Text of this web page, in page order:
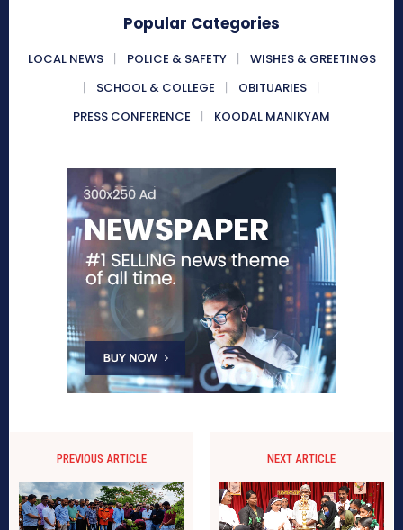
Popular Categories
LOCAL NEWS POLICE & SAFETY
WISHES & GREETINGS
SCHOOL & COLLEGE
OBITUARIES
PRESS CONFERENCE
KOODAL MANIKYAM
PREVIOUS ARTICLE NEXT ARTICLE